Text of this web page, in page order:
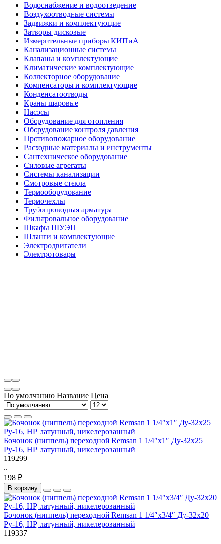
Водоснабжение и водоотведение
Воздухоотводные системы
Задвижки и комплектующие
Затворы дисковые
Измерительные приборы КИПиА
Канализационные системы
Клапаны и комплектующие
Климатические комплектующие
Коллекторное оборудование
Компенсаторы и комплектующие
Конденсатоотводы
Краны шаровые
Насосы
Оборудование для отопления
Оборудование контроля давления
Противопожарное оборудование
Расходные материалы и инструменты
Сантехническое оборудование
Силовые агрегаты
Системы канализации
Смотровые стекла
Термооборудование
Термочехлы
Трубопроводная арматура
Фильтровальное оборудование
Шкафы ШУЭП
Шланги и комплектующие
Электродвигатели
Электротовары
По умолчанию Название Цена
Бочонок (ниппель) переходной Remsan 1 1/4″х1″ Ду-32х25
Ру-16, НР, латунный, никелерованный
119299
..
198 ₽
В корзину
Бочонок (ниппель) переходной Remsan 1 1/4″х3/4″ Ду-32х20
Ру-16, НР, латунный, никелерованный
119337
..